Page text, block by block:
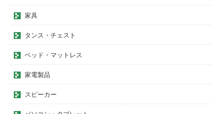
家具
タンス・チェスト
ベッド・マットレス
家電製品
スピーカー